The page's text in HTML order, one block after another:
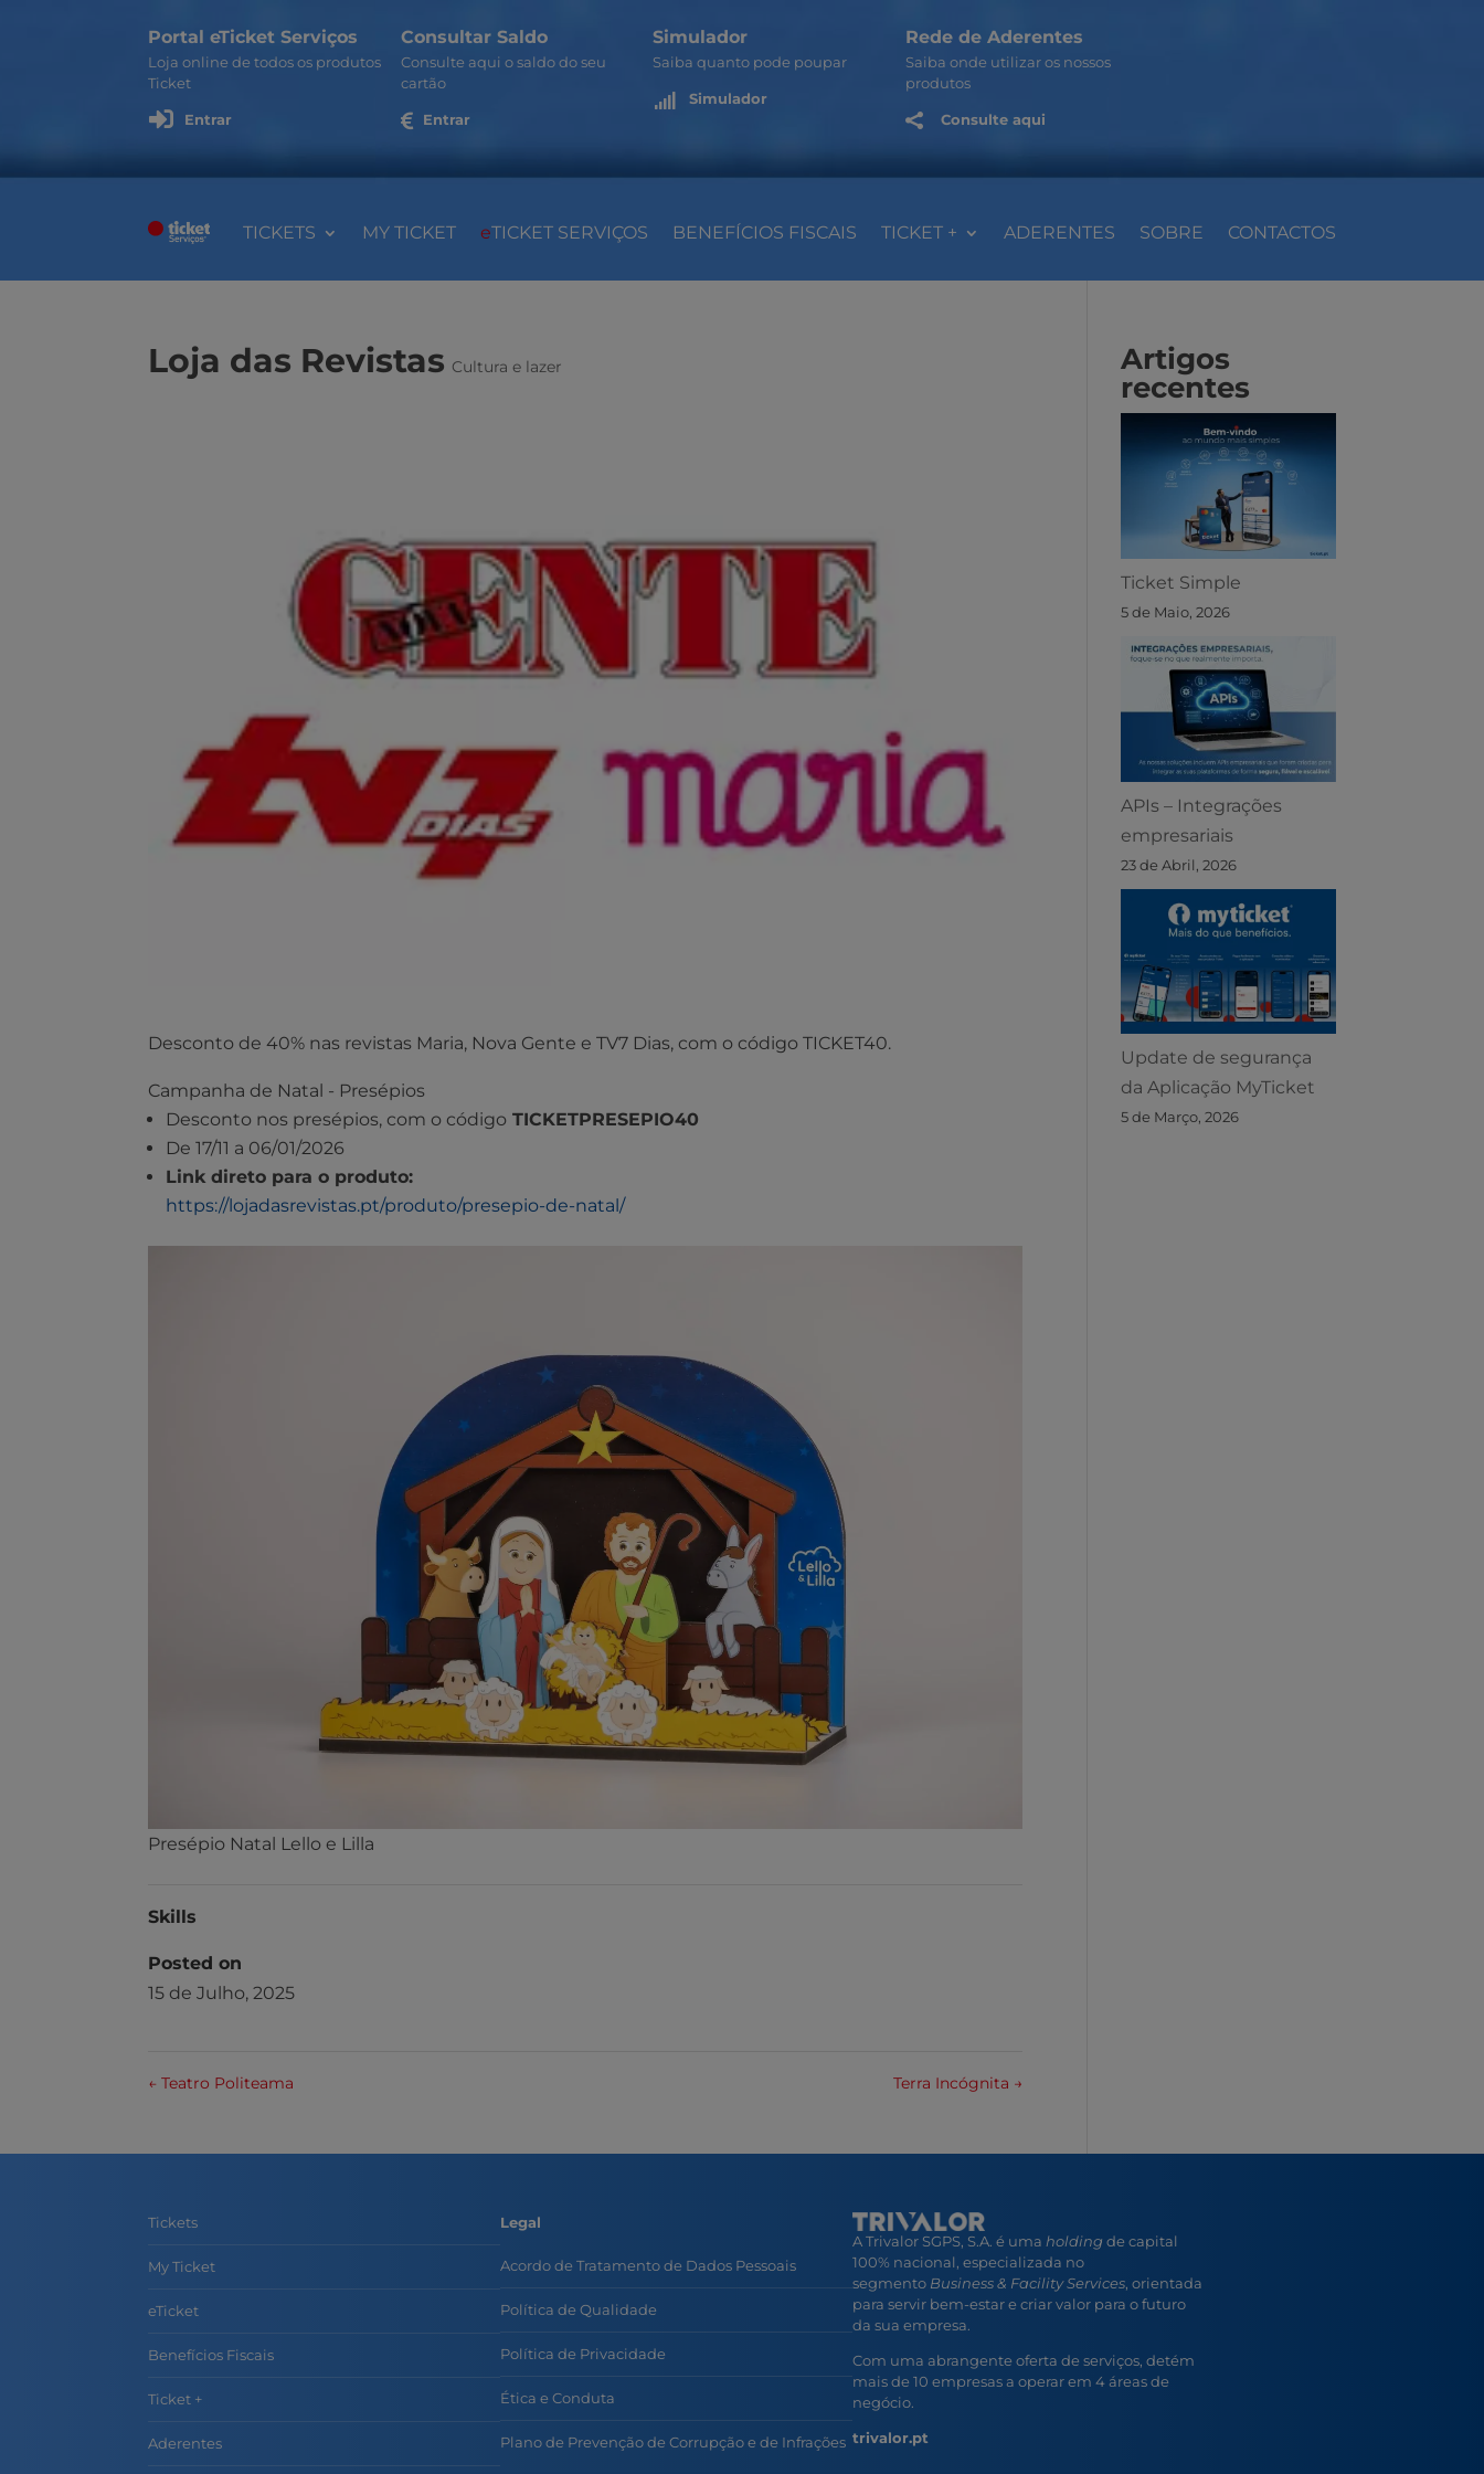
Portal eTicket Serviços
Loja online de todos os produtos
Ticket
 Entrar
Consultar Saldo
Consulte aqui o saldo do seu
cartão
 Entrar
Simulador
Saiba quanto pode poupar
 Simulador
Rede de Aderentes
Saiba onde utilizar os nossos
produtos
 Consulte aqui
TICKETS MY TICKET eTICKET SERVIÇOS BENEFÍCIOS FISCAIS TICKET + ADERENTES SOBRE CONTACTOS
Loja das Revistas Cultura e lazer
Desconto de 40% nas revistas Maria, Nova Gente e TV7 Dias, com o código TICKET40.
Campanha de Natal - Presépios
Desconto nos presépios, com o código TICKETPRESEPIO40
De 17/11 a 06/01/2026
Link direto para o produto:
https://lojadasrevistas.pt/produto/presepio-de-natal/
Presépio Natal Lello e Lilla
Skills
Posted on
15 de Julho, 2025
← Teatro Politeama Terra Incógnita →
Artigos
recentes
Ticket Simple
5 de Maio, 2026
APIs – Integrações
empresariais
23 de Abril, 2026
Update de segurança
da Aplicação MyTicket
5 de Março, 2026
Tickets
My Ticket
eTicket
Benefícios Fiscais
Ticket +
Aderentes
Legal
Acordo de Tratamento de Dados Pessoais
Política de Qualidade
Política de Privacidade
Ética e Conduta
Plano de Prevenção de Corrupção e de Infrações
A Trivalor SGPS, S.A. é uma holding de capital
100% nacional, especializada no
segmento Business & Facility Services, orientada
para servir bem-estar e criar valor para o futuro
da sua empresa.
Com uma abrangente oferta de serviços, detém
mais de 10 empresas a operar em 4 áreas de
negócio.
trivalor.pt